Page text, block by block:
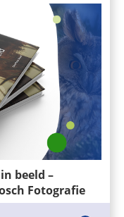
beeld –
Fotografie